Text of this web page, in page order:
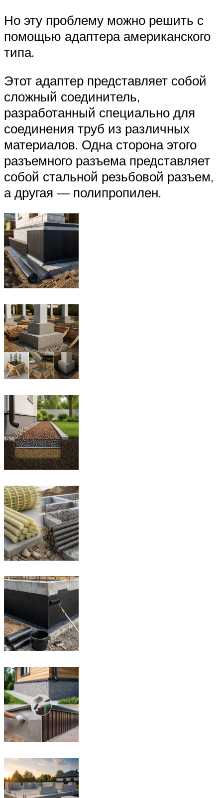
Но эту проблему можно решить с
помощью адаптера американского
типа.
Этот адаптер представляет собой
сложный соединитель,
разработанный специально для
соединения труб из различных
материалов. Одна сторона этого
разъемного разъема представляет
собой стальной резьбовой разъем,
а другая — полипропилен.